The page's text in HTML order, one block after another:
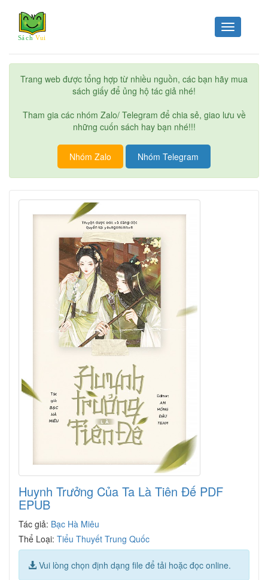
Toggle
navigation
Trang web được tổng hợp từ nhiều nguồn, các bạn hãy mua
sách giấy để ủng hộ tác giả nhé!
Tham gia các nhóm Zalo/ Telegram để chia sẻ, giao lưu về
những cuốn sách hay bạn nhé!!!
Nhóm Zalo Nhóm Telegram
Huynh Trưởng Của Ta Là Tiên Đế PDF
EPUB
Tác giả: Bạc Hà Miêu
Thể Loại: Tiểu Thuyết Trung Quốc
Vui lòng chọn định dạng file để tải hoặc đọc online.